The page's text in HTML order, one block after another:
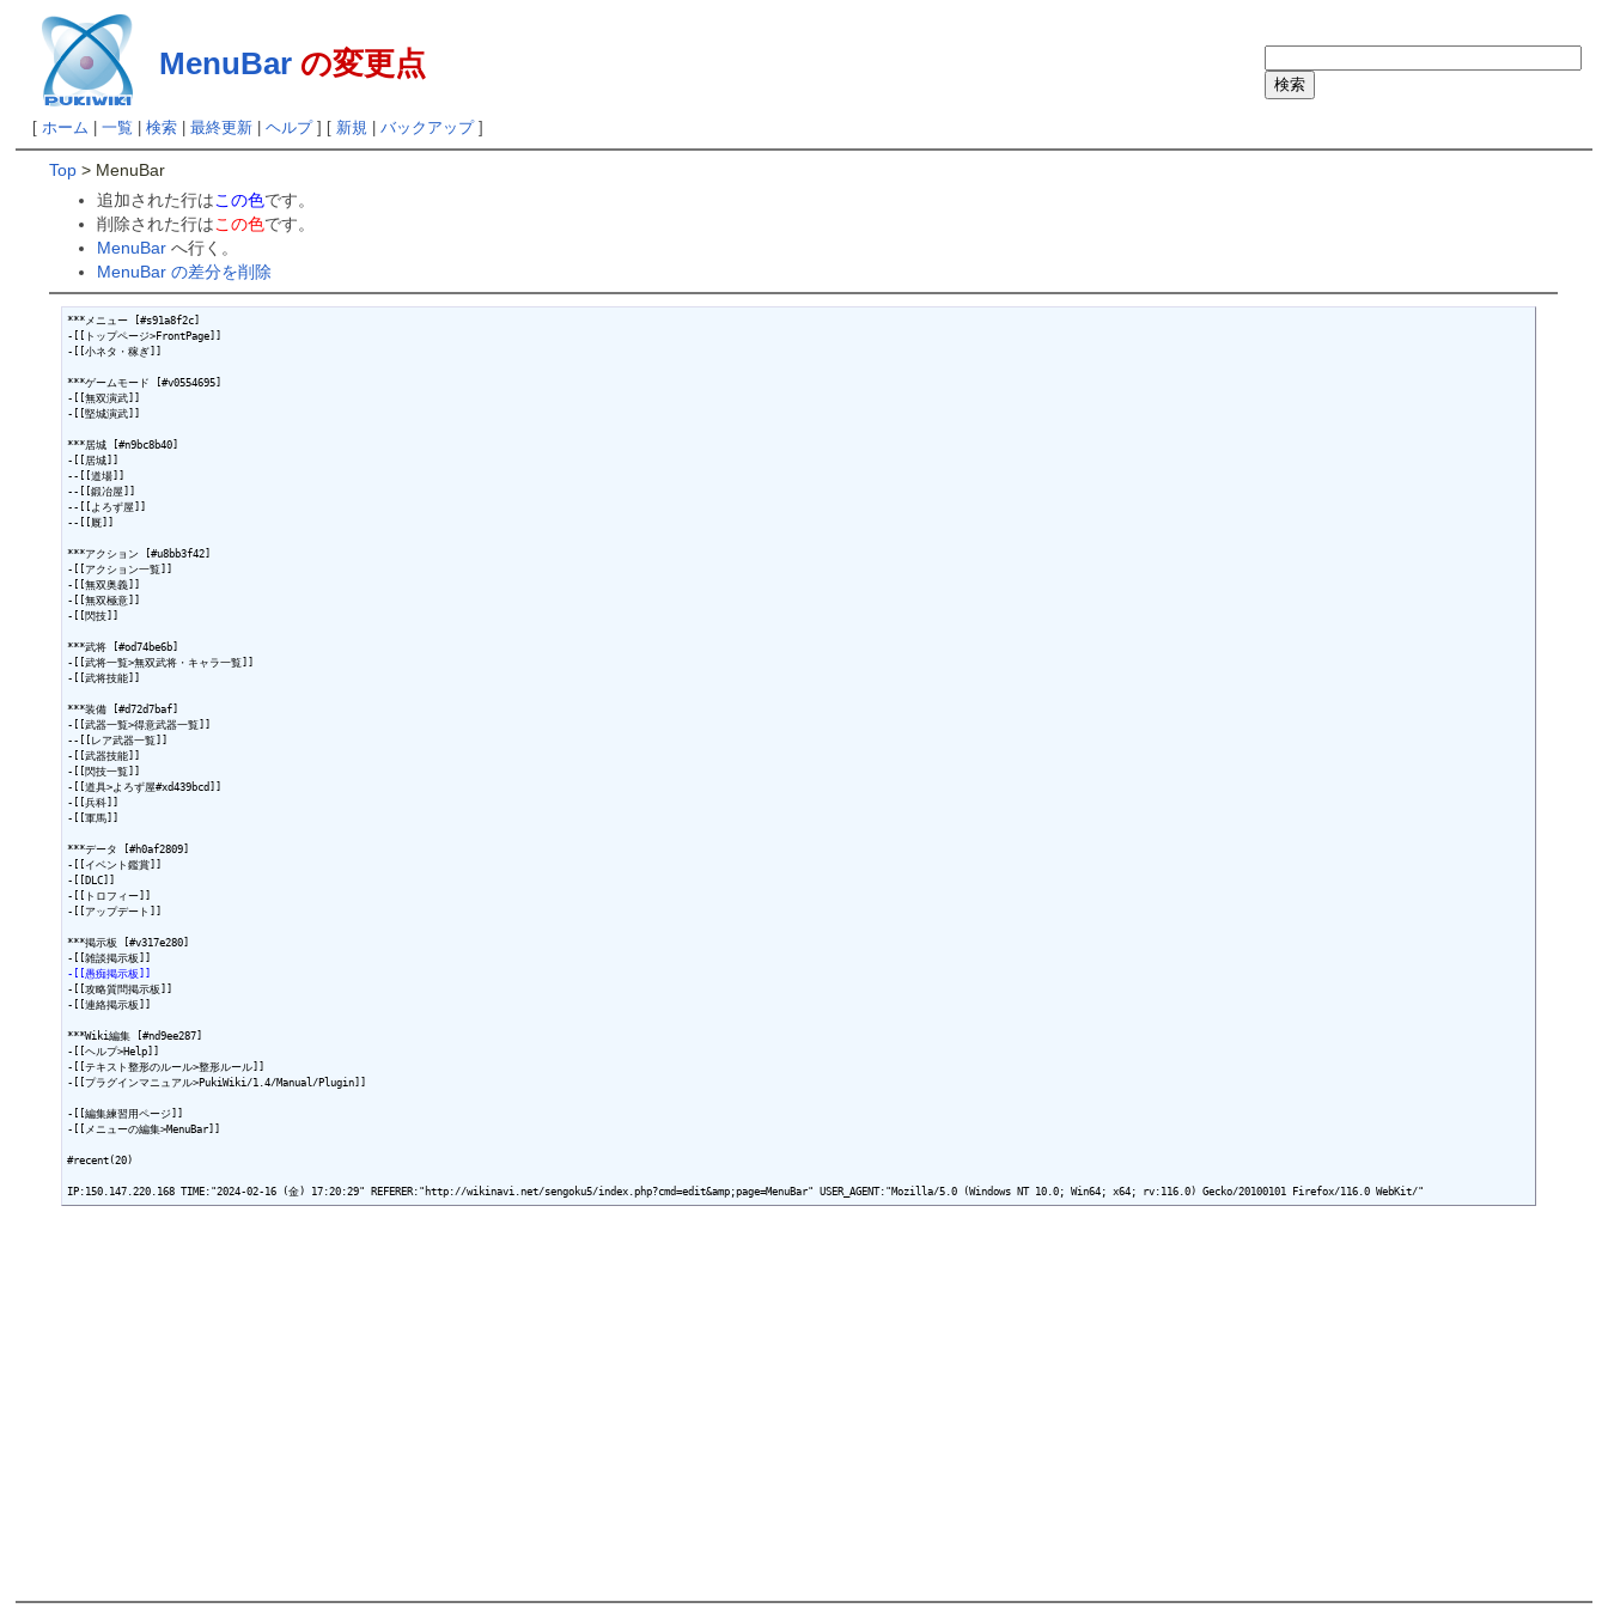
MenuBarの変更点
[ ホーム 一覧 検索| 最終更新| ヘルプ] [ 新規| バックアップ]
Top > MenuBar
追加された行はこの色です。
削除された行はこの色です。
MenuBar へ行く。
MenuBar の差分を削除
***メニュー [#s91a8f2c]
-[[トップページ>FrontPage]]
-[[小ネタ・稼ぎ]]
***ゲームモード [#v0554695]
-[[無双演武]]
-[[堅城演武]]
***居城 [#n9bc8b40]
-[[居城]]
--[[道場]]
--[[鍛冶屋]]
--[[よろず屋]]
--[[厩]]
***アクション [#u8bb3f42]
-[[アクション一覧]]
-[[無双奥義]]
-[[無双極意]]
-[[閃技]]
***武将 [#od74be6b]
-[[武将一覧>無双武将・キャラ一覧]]
-[[武将技能]]
***装備 [#d72d7baf]
-[[武器一覧>得意武器一覧]]
--[[レア武器一覧]]
-[[武器技能]]
-[[閃技一覧]]
-[[道具>よろず屋#xd439bcd]]
-[[兵科]]
-[[軍馬]]
***データ [#h0af2809]
-[[イベント鑑賞]]
-[[DLC]]
-[[トロフィー]]
-[[アップデート]]
***掲示板 [#v317e280]
-[[愚痴掲示板]]
-[[攻略質問掲示板]]
-[[連絡掲示板]]
***Wiki編集 [#nd9ee287]
-[[ヘルプ>Help]]
-[[テキスト整形のルール>整形ルール]]
-[[プラグインマニュアル>PukiWiki/1.4/Manual/Plugin]]
-[[編集練習用ページ]]
-[[メニューの編集>MenuBar]]
#recent(20)